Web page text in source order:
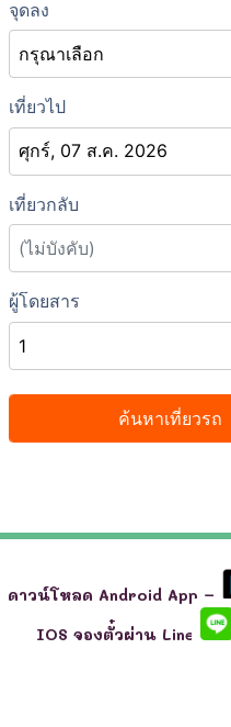
ดาวน์โหลด Android App –
IOS จองตั๋วผ่าน Line